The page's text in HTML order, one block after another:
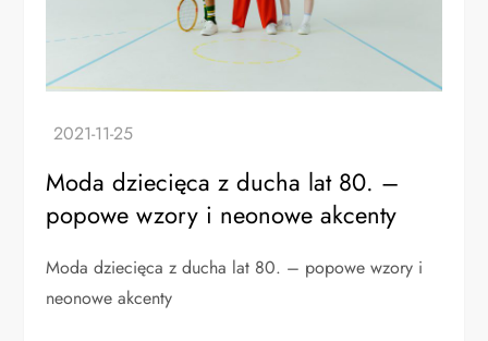
Moda dziecięca z ducha lat 80. –
popowe wzory i neonowe akcenty
Moda dziecięca z ducha lat 80. – popowe wzory i
neonowe akcenty